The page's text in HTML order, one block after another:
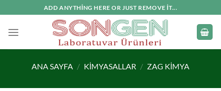
atla
ADD ANYTHING HERE OR JUST REMOVE IT...
ANA SAYFA / KIMYASALLAR / ZAG KIMYA